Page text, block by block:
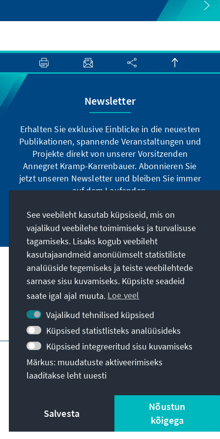
Newsletter
Erhalten Sie exklusive Einblicke in die neuesten
Publikationen, spannende Veranstaltungen und
Projekte direkt von unserer Vorsitzenden
Annegret Kramp-Karrenbauer. Abonnieren Sie
jetzt unseren Newsletter und bleiben Sie immer
auf dem Laufenden.
Jetzt abonnieren
Meie missioon
Kontakt
Veel pakkumisi
Impressum Andmekaitse
Kasutustingimused
Erklärung zur Barrierefreiheit
Barriere melden
Sisukaart
© Konrad-Adenauer-Stiftung e.V. 2026
See veebileht kasutab küpsiseid, mis on
vajalikud veebilehe toimimiseks ja turvalisuse
tagamiseks. Lisaks kogub veebileht
kasutajaandmeid anonüümselt statistiliste
analüüside tegemiseks ja teiste veebilehtede
sarnase sisu kuvamiseks. Küpsiste seadeid
saate igal ajal muuta. Loe veel
Vajalikud tehnilised küpsised
Küpsised statistlisteks analüüsideks
Küpsised integreeritud sisu kuvamiseks
Märkus: muudatuste aktiveerimiseks
laaditakse leht uuesti
Salvesta
Nõustun
kõigega